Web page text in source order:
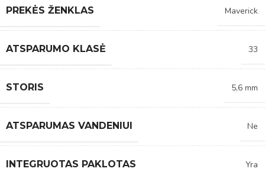
PREKĖS ŽENKLAS Maverick
ATSPARUMO KLASĖ 33
STORIS 5,6 mm
ATSPARUMAS VANDENIUI Ne
INTEGRUOTAS PAKLOTAS Yra